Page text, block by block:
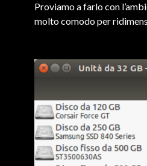
Proviamo a farlo con
molto comodo per